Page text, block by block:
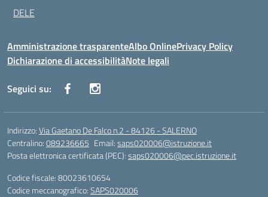
DELE
Amministrazione trasparenteAlbo OnlinePrivacy Policy
Dichiarazione di accessibilitàNote legali
Seguici su:
Indirizzo:Via Gaetano De Falco n.2 - 84126 - SALERNO
Centralino:089236665 Email:saps020006@istruzione.it
Posta elettronica certificata (PEC):saps020006@pec.istruzione.it
Codice fiscale: 80023610654
Codice meccanografico:SAPS020006